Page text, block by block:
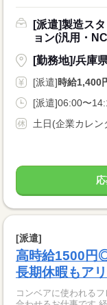
[派遣]製造ス
ョン(汎用・
[勤務地]/兵庫
[派遣]時給1,400
[派遣]06:00〜
土日(企業カレン
[派遣]
高時給1500円
長期休暇もアリ
コンベアに使われる